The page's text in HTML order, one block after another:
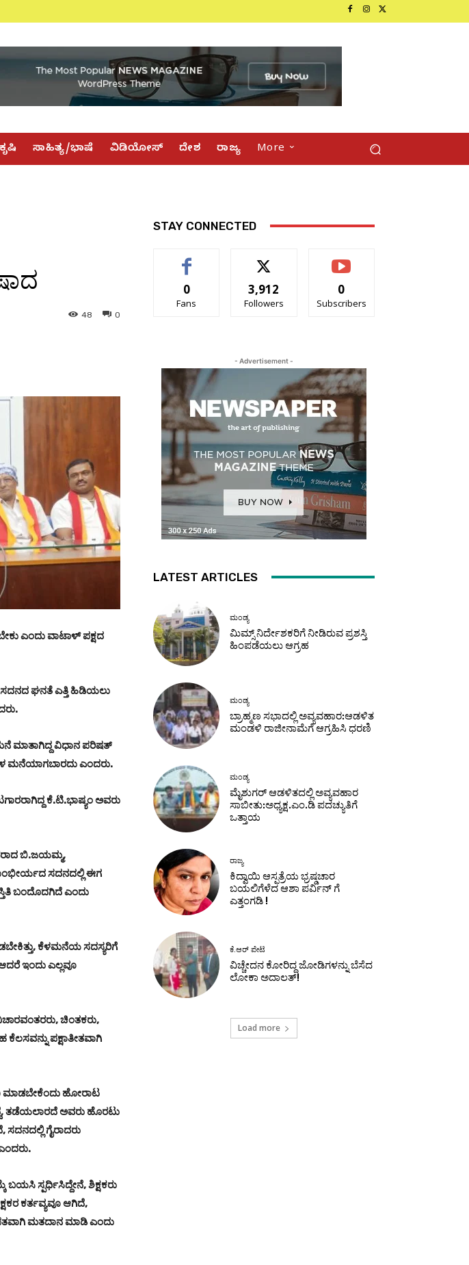
ಕೃಷಿ ಸಾಹಿತ್ಯ/ಭಾಷೆ ವಿಡಿಯೋಸ್ ದೇಶ ರಾಜ್ಯ More
0
48
ಎಂದು ವಾಟಾಳ್‌ ಪಕ್ಷದ
ಸದನದ ಘನತೆ ಎತ್ತಿ ಹಿಡಿಯಲು
ಮಾತಾಗಿದ್ದ ವಿಧಾನ ಪರಿಷತ್‌
ಮನೆಯಾಗಬಾರದು ಎಂದರು.
ಕೆ.ಟಿ.ಭಾಷ್ಯಂ ಅವರು
ಬಿ.ಜಯಮ್ಮ,
ಸದನದಲ್ಲಿ ಈಗ
ಬಂದೊದಗಿದೆ ಎಂದು
ಕೆಳಮನೆಯ ಸದಸ್ಯರಿಗೆ
ಆದರೆ ಇಂದು ಎಲ್ಲವೂ
ಚಿಂತಕರು,
ಪಕ್ಷಾತೀತವಾಗಿ
ಮಾಡಬೇಕೆಂದು ಹೋರಾಟ
ತಡೆಯಲಾರದೆ ಅವರು ಹೊರಟು
ಗೈರಾದರು
ಬಯಸಿ ಸ್ಪರ್ಧಿಸಿದ್ದೇನೆ, ಶಿಕ್ಷಕರು
ಕರ್ತವ್ಯವೂ ಆಗಿದೆ,
ಮತದಾನ ಮಾಡಿ ಎಂದು
STAY CONNECTED
0
Fans
3,912
Followers
0
Subscribers
- Advertisement -
LATEST ARTICLES
ಮಂಡ್ಯ
ಮಿಮ್ಸ್ ನಿರ್ದೇಶಕರಿಗೆ ನೀಡಿರುವ ಪ್ರಶಸ್ತಿ
ಹಿಂಪಡೆಯಲು ಆಗ್ರಹ
ಮಂಡ್ಯ
ಬ್ರಾಹ್ಮಣ ಸಭಾದಲ್ಲಿ ಅವ್ಯವಹಾರ:ಆಡಳಿತ
ಮಂಡಳಿ ರಾಜೀನಾಮೆಗೆ ಆಗ್ರಹಿಸಿ ಧರಣಿ
ಮಂಡ್ಯ
ಮೈಶುಗರ್ ಆಡಳಿತದಲ್ಲಿ ಅವ್ಯವಹಾರ
ಸಾಬೀತು:ಅಧ್ಯಕ್ಷ.ಎಂ.ಡಿ ಪದಚ್ಯುತಿಗೆ
ಒತ್ತಾಯ
ರಾಜ್ಯ
ಕಿದ್ವಾಯಿ ಆಸ್ಪತ್ರೆಯ ಭ್ರಷ್ಡಚಾರ
ಬಯಲಿಗೆಳೆದ ಆಶಾ ಪರ್ವಿನ್ ಗೆ
ಎತ್ತಂಗಡಿ !
ಕೆ.ಆರ್ ಪೇಟೆ
ವಿಚ್ಚೇದನ ಕೋರಿದ್ದ ಜೋಡಿಗಳನ್ನು ಬೆಸೆದ
ಲೋಕಾ ಅದಾಲತ್!
Load more